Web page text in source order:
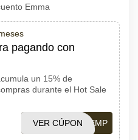
Emma
pagando con
un 15% de
durante el Hot Sale
HSALEMP
VER CÚPON